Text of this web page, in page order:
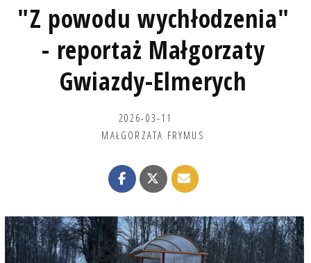
"Z powodu wychłodzenia"
- reportaż Małgorzaty
Gwiazdy-Elmerych
2026-03-11
MAŁGORZATA FRYMUS